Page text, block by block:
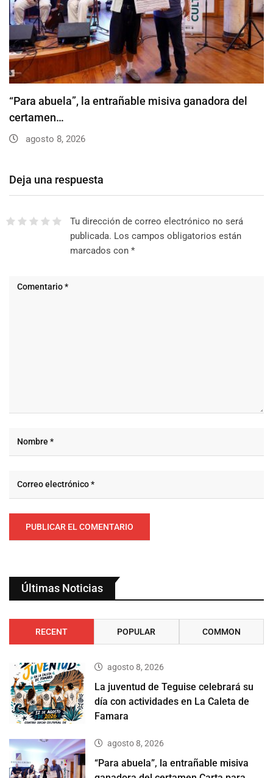
“Para abuela”, la entrañable misiva ganadora del
certamen…
agosto 8, 2026
Deja una respuesta
Tu dirección de correo electrónico no será
publicada. Los campos obligatorios están
marcados con *
Últimas Noticias
RECENT POPULAR COMMON
agosto 8, 2026
La juventud de Teguise celebrará su
día con actividades en La Caleta de
Famara
agosto 8, 2026
“Para abuela”, la entrañable misiva